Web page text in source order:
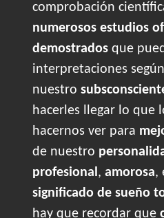
comprobación
numerosos estudios
demostrados que
interpretaciones
nuestro
hacerles llegar lo que
hacernos ver para
de nuestro
profesional, amorosa,
significado de sueño
hay que recordar que